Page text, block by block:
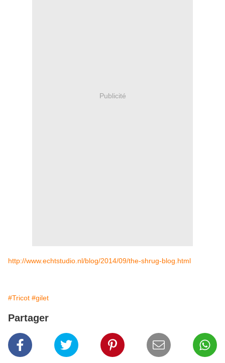
Publicité
http://www.echtstudio.nl/blog/2014/09/the-shrug-blog.html
#Tricot #gilet
Partager